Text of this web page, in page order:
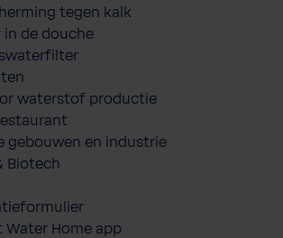
tegen kalk
in de douche
waterstof productie
gebouwen en industrie
Biotech
Water Home app